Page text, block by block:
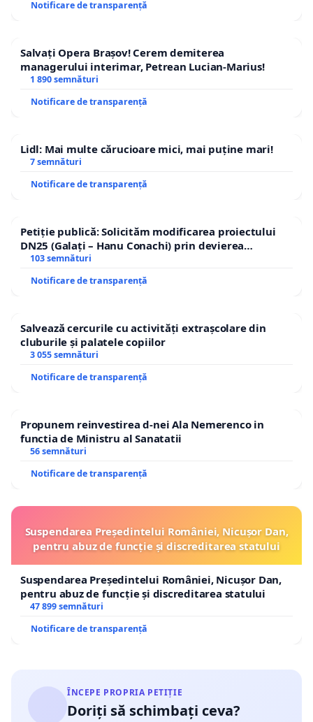
Notificare de transparență
Salvați Opera Brașov! Cerem demiterea
managerului interimar, Petrean Lucian-Marius!
1 890 semnături
Notificare de transparență
Lidl: Mai multe cărucioare mici, mai puține mari!
7 semnături
Notificare de transparență
Petiție publică: Solicităm modificarea proiectului
DN25 (Galați – Hanu Conachi) prin devierea
traseului în afara localităților!
103 semnături
Notificare de transparență
Salvează cercurile cu activități extrașcolare din
cluburile și palatele copiilor
3 055 semnături
Notificare de transparență
Propunem reinvestirea d-nei Ala Nemerenco in
functia de Ministru al Sanatatii
56 semnături
Notificare de transparență
Suspendarea Președintelui României, Nicușor Dan,
pentru abuz de funcție și discreditarea statului
Suspendarea Președintelui României, Nicușor Dan,
pentru abuz de funcție și discreditarea statului
47 899 semnături
Notificare de transparență
ÎNCEPE PROPRIA PETIȚIE
Doriți să schimbați ceva?